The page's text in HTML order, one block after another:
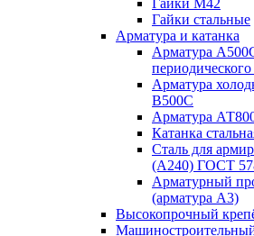
Гайки М42
Гайки стальные
Арматура и катанка
Арматура
Арматура
В500С
Арматура
Катанка
Сталь для
(А240) ГОСТ
Арматурный
(арматура А3)
Высокопрочный